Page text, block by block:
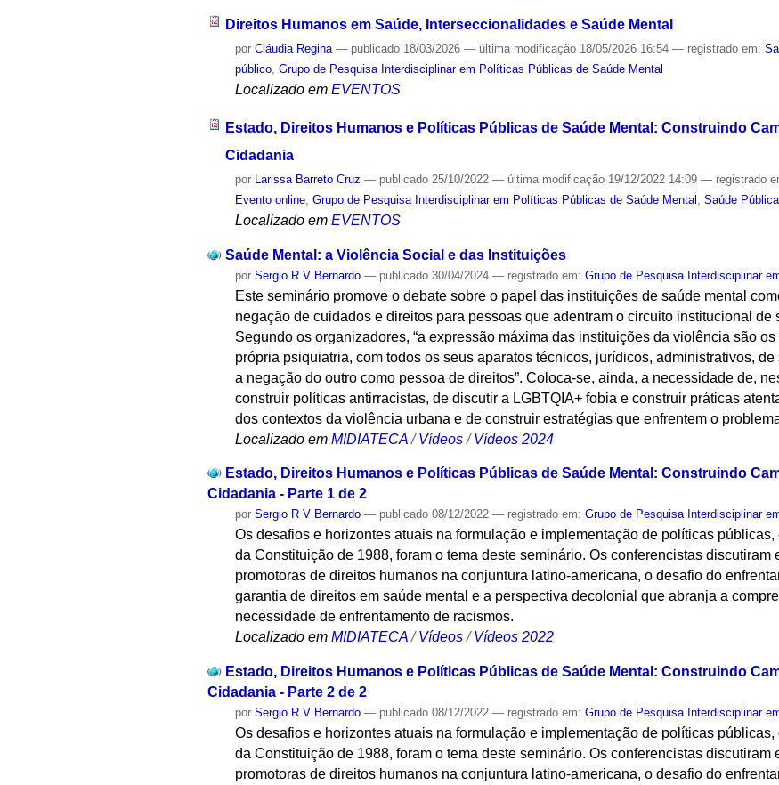
Direitos Humanos em Saúde, Interseccionalidades e Saúde Mental
porCláudia Regina — publicado 18/03/2026— última modificação 18/05/2026 16:54— registrado em:
público,Grupo de Pesquisa Interdisciplinar em Políticas Públicas de Saúde Mental
Localizado em EVENTOS
Estado, Direitos Humanos e Políticas Públicas de Saúde Mental: Construindo
Cidadania
por Larissa Barreto Cruz — publicado 25/10/2022— última modificação 19/12/2022 14:09— registrado
Evento online ,Grupo de Pesquisa Interdisciplinar em Políticas Públicas de Saúde Mental ,Saúde Pública
Localizado em EVENTOS
Saúde Mental: a Violência Social e das Instituições
porSergio R V Bernardo — publicado 30/04/2024— registrado em:Grupo de Pesquisa Interdisciplinar
Este seminário promove o debate sobre o papel das instituições de saúde mental
negação de cuidados e direitos para pessoas que adentram o circuito institucional de
Segundo os organizadores, “a expressão máxima das instituições da violência são
própria psiquiatria, com todos os seus aparatos técnicos, jurídicos, administrativos,
a negação do outro como pessoa de direitos”. Coloca-se, ainda, a necessidade de,
construir políticas antirracistas, de discutir a LGBTQIA+ fobia e construir práticas
dos contextos da violência urbana e de construir estratégias que enfrentem o
Localizado em MIDIATECA /Vídeos /Vídeos 2024
Estado, Direitos Humanos e Políticas Públicas de Saúde Mental: Construindo
Cidadania - Parte 1 de 2
porSergio R V Bernardo — publicado 08/12/2022— registrado em:Grupo de Pesquisa Interdisciplinar
Os desafios e horizontes atuais na formulação e implementação de políticas
da Constituição de 1988, foram o tema deste seminário. Os conferencistas discutiram
promotoras de direitos humanos na conjuntura latino-americana, o desafio do
garantia de direitos em saúde mental e a perspectiva decolonial que abranja a
necessidade de enfrentamento de racismos.
Localizado em MIDIATECA /Vídeos /Vídeos 2022
Estado, Direitos Humanos e Políticas Públicas de Saúde Mental: Construindo
Cidadania - Parte 2 de 2
porSergio R V Bernardo — publicado 08/12/2022— registrado em:Grupo de Pesquisa Interdisciplinar
Os desafios e horizontes atuais na formulação e implementação de políticas
da Constituição de 1988, foram o tema deste seminário. Os conferencistas discutiram
promotoras de direitos humanos na conjuntura latino-americana, o desafio do